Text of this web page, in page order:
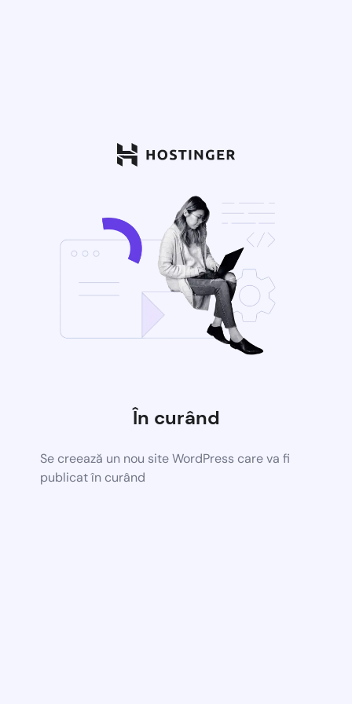
În curând
Se creează un nou site WordPress care va fi
publicat în curând